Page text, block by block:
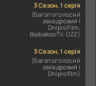
3 Сезон, 1 серія
(Багатоголосий
закадровий |
DniproFilm,
BaibakooTV, OZZ)
3 Сезон, 1 серія
(Багатоголосий
закадровий |
Dniprofilm)